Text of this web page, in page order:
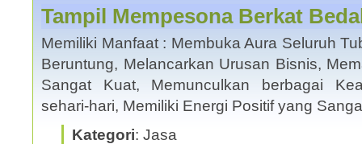
Tampil Mempesona Berkat
Memiliki Manfaat : Membuka Aura Seluruh
Beruntung, Melancarkan Urusan Bisnis,
Sangat Kuat, Memunculkan berbagai
sehari-hari, Memiliki Energi Positif yang
Kategori: Jasa